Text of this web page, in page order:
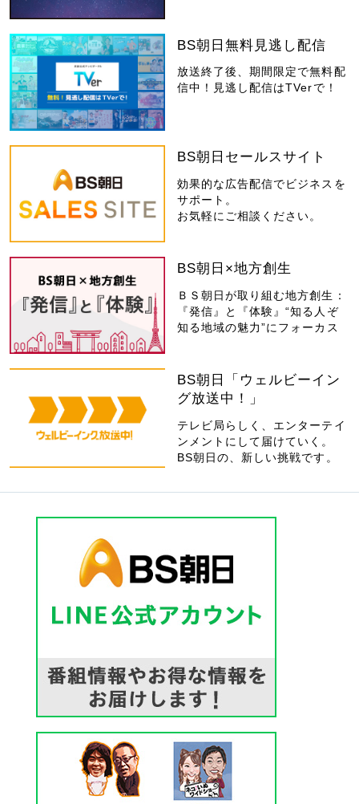
BS朝日無料見逃し配信
放送終了後、期間限定で無料配
信中！見逃し配信はTVerで！
BS朝日セールスサイト
効果的な広告配信でビジネスを
サポート。
お気軽にご相談ください。
BS朝日×地方創生
ＢＳ朝日が取り組む地方創生：
『発信』と『体験』“知る人ぞ
知る地域の魅力”にフォーカス
BS朝日「ウェルビーイン
グ放送中！」
テレビ局らしく、エンターテイ
ンメントにして届けていく。
BS朝日の、新しい挑戦です。